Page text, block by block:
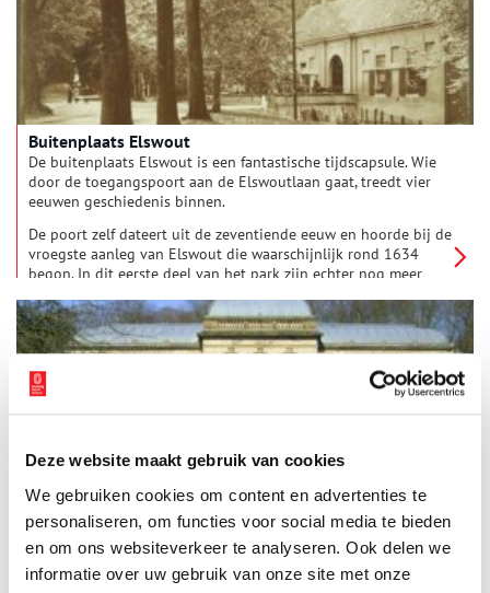
Deze website maakt gebruik van cookies
We gebruiken cookies om content en advertenties te
personaliseren, om functies voor social media te bieden
en om ons websiteverkeer te analyseren. Ook delen we
informatie over uw gebruik van onze site met onze
Buitenplaats Elswout
De buitenplaats Elswout is een fantastische tijdscapsule. Wie
door de toegangspoort aan de Elswoutlaan gaat, treedt vier
eeuwen geschiedenis binnen.
De poort zelf dateert uit de zeventiende eeuw en hoorde bij de
vroegste aanleg van Elswout die waarschijnlijk rond 1634
begon. In dit eerste deel van het park zijn echter nog meer
waarop de eerste blik valt, is er daar een van. Maar ook de
andere kaarsrechte lanen, die het park aan de voorkant in drie
vakken verdelen, stammen uit die tijd. Tenslotte de twee
koetshuizen, links aan de oprijlaan, zijn ook zeventiende
eeuws. Hun architectuur is heel eenvoudig maar toch verfijnd.
Tom in den Bosch (61) werkt al 32 jaar op Elswout en is daar
Junior Boswachter (voorheen Veldmedewerker voorlichting).
Zijn werkzaamheden bestaan uit het onderhouden van het
terrein en excursies geven. In Den Bosch geeft excursies over
de planten, vogels en historie van Elswout. ‘Ik ben geen